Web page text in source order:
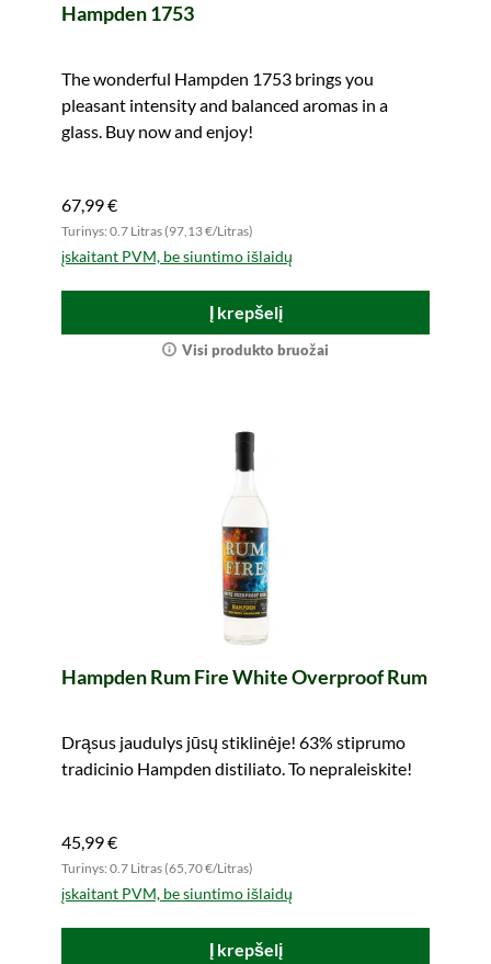
Hampden 1753
The wonderful Hampden 1753 brings you
pleasant intensity and balanced aromas in a
glass. Buy now and enjoy!
67,99 €
Turinys: 0.7 Litras (97,13 €/Litras)
įskaitant PVM, be siuntimo išlaidų
Į krepšelį
Visi produkto bruožai
Hampden Rum Fire White Overproof Rum
Drąsus jaudulys jūsų stiklinėje! 63% stiprumo
tradicinio Hampden distiliato. To nepraleiskite!
45,99 €
Turinys: 0.7 Litras (65,70 €/Litras)
įskaitant PVM, be siuntimo išlaidų
Į krepšelį